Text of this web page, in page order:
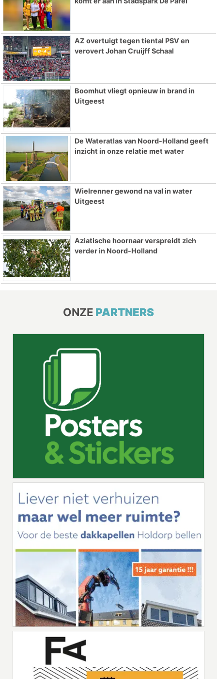
AZ overtuigt tegen tiental PSV en
verovert Johan Cruijff Schaal
Boomhut vliegt opnieuw in brand in
Uitgeest
De Wateratlas van Noord-Holland geeft
inzicht in onze relatie met water
Wielrenner gewond na val in water
Uitgeest
Aziatische hoornaar verspreidt zich
verder in Noord-Holland
ONZE PARTNERS